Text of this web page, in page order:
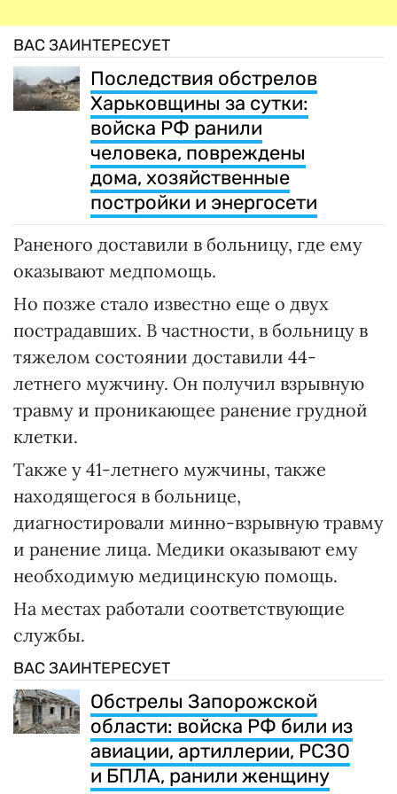
ВАС ЗАИНТЕРЕСУЕТ
Последствия обстрелов
Харьковщины за сутки:
войска РФ ранили
человека, повреждены
дома, хозяйственные
постройки и энергосети
Раненого доставили в больницу, где ему
оказывают медпомощь.
Но позже стало известно еще о двух
пострадавших. В частности, в больницу в
тяжелом состоянии доставили 44-
летнего мужчину. Он получил взрывную
травму и проникающее ранение грудной
клетки.
Также у 41-летнего мужчины, также
находящегося в больнице,
диагностировали минно-взрывную травму
и ранение лица. Медики оказывают ему
необходимую медицинскую помощь.
На местах работали соответствующие
службы.
ВАС ЗАИНТЕРЕСУЕТ
Обстрелы Запорожской
области: войска РФ били из
авиации, артиллерии, РСЗО
и БПЛА, ранили женщину